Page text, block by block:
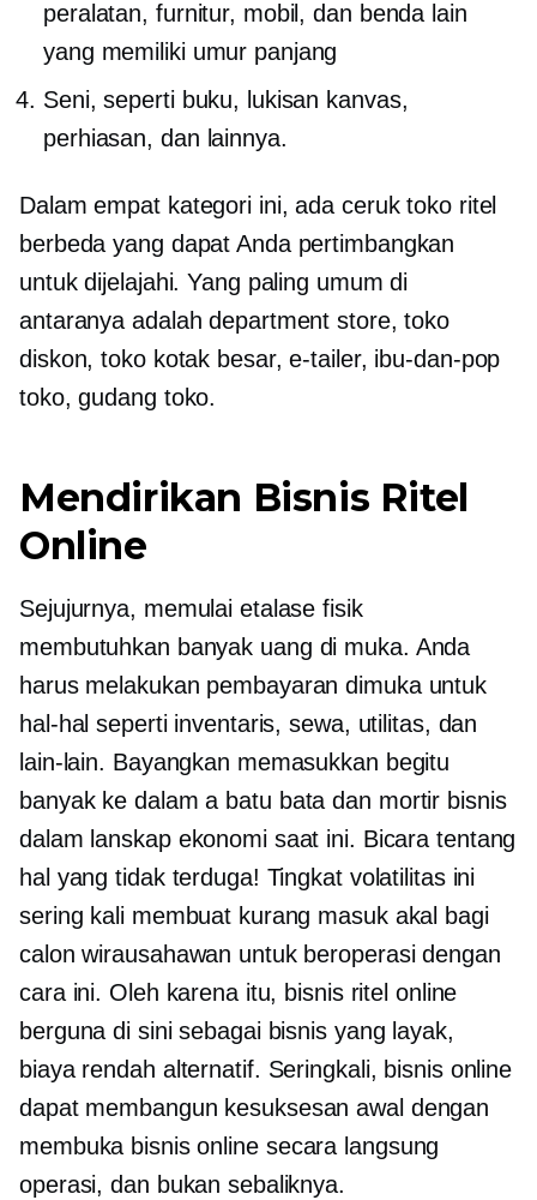
peralatan, furnitur, mobil, dan benda lain
yang memiliki umur panjang
Seni, seperti buku, lukisan kanvas,
perhiasan, dan lainnya.
Dalam empat kategori ini, ada ceruk toko ritel
berbeda yang dapat Anda pertimbangkan
untuk dijelajahi. Yang paling umum di
antaranya adalah department store, toko
diskon, toko kotak besar,e-tailer, ibu-dan-pop
toko, gudang toko.
Mendirikan Bisnis Ritel
Online
Sejujurnya, memulai etalase fisik
membutuhkan banyak uang di muka. Anda
harus melakukan pembayaran dimuka untuk
hal-hal seperti inventaris, sewa, utilitas, dan
lain-lain. Bayangkan memasukkan begitu
banyak ke dalam a batu bata dan mortir bisnis
dalam lanskap ekonomi saat ini. Bicara tentang
hal yang tidak terduga! Tingkat volatilitas ini
sering kali membuat kurang masuk akal bagi
calon wirausahawan untuk beroperasi dengan
cara ini. Oleh karena itu, bisnis ritel online
berguna di sini sebagai bisnis yang layak,
biaya rendah alternatif. Seringkali, bisnis online
dapat membangun kesuksesan awal dengan
membuka bisnis online secara langsung
operasi, dan bukan sebaliknya.